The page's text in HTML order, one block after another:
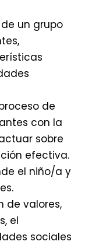
un grupo
de
con la
sobre
efectiva.
el niño/a y
de valores,
el
sociales